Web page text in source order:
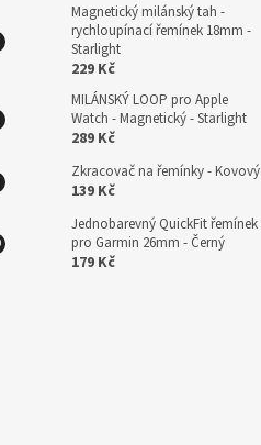
Magnetický milánský tah -
rychloupínací řemínek 18mm -
Starlight
229 Kč
MILÁNSKÝ LOOP pro Apple
Watch - Magnetický - Starlight
289 Kč
Zkracovač na řemínky - Kovový
139 Kč
Jednobarevný QuickFit řemínek
pro Garmin 26mm - Černý
179 Kč